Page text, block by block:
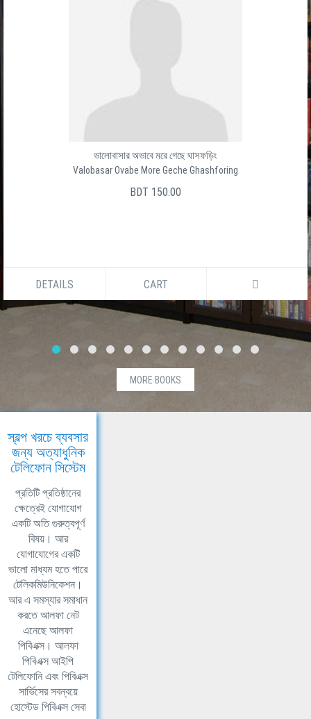
ভালোবাসার অভাবে মরে গেছে ঘাসফড়িং
Valobasar Ovabe More Geche Ghashforing
BDT 150.00
DETAILS CART
MORE BOOKS
স্বল্প খরচে ব্যবসার
জন্য অত্যাধুনিক
টেলিফোন সিস্টেম
প্রতিটি প্রতিষ্ঠানের
ক্ষেত্রেই যোগাযোগ
একটি অতি গুরুত্বপূর্ণ
বিষয়। আর
যোগাযোগের একটি
ভালো মাধ্যম হতে পারে
টেলিকমিউনিকেশন।
আর এ সমস্যার সমাধান
করতে আলফা নেট
এনেছে আলফা
পিবিএক্স। আলফা
পিবিএক্স আইপি
টেলিফোনি এবং পিবিএক্স
সার্ভিসের সবন্বয়ে
হোস্টেড পিবিএক্স সেবা